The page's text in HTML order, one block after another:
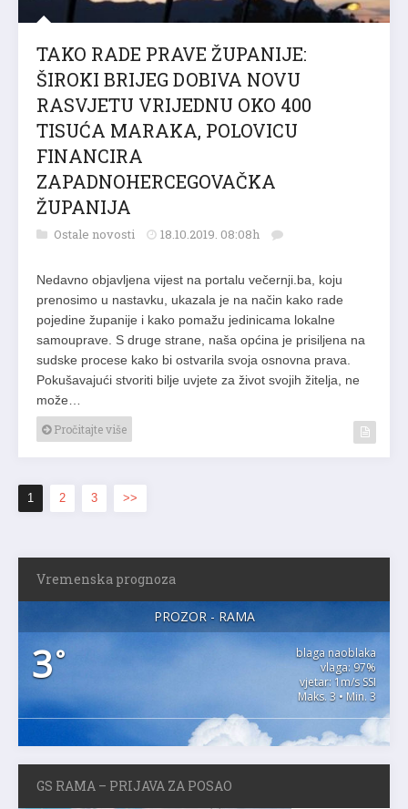
TAKO RADE PRAVE ŽUPANIJE:
ŠIROKI BRIJEG DOBIVA NOVU
RASVJETU VRIJEDNU OKO 400
TISUĆA MARAKA, POLOVICU
FINANCIRA
ZAPADNOHERCEGOVAČKA
ŽUPANIJA
Ostale novosti 18.10.2019. 08:08h
Nedavno objavljena vijest na portalu večernji.ba, koju
prenosimo u nastavku, ukazala je na način kako rade
pojedine županije i kako pomažu jedinicama lokalne
samouprave. S druge strane, naša općina je prisiljena na
sudske procese kako bi ostvarila svoja osnovna prava.
Pokušavajući stvoriti bilje uvjete za život svojih žitelja, ne
može…
Pročitajte više
1 2 3 >>
Vremenska prognoza
PROZOR - RAMA
3°
blaga naoblaka
vlaga: 97%
vjetar: 1m/s SSI
Maks. 3 • Min. 3
GS RAMA – PRIJAVA ZA POSAO